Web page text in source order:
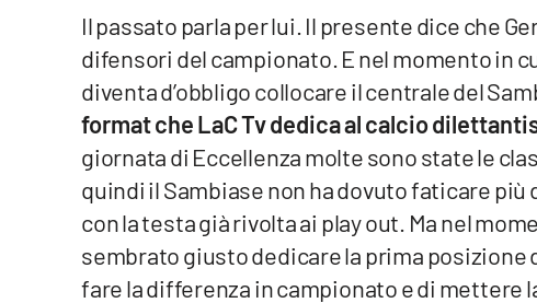
Venti di comunicazione
Streaming
LaC Network
Il passato parla per lui. Il presente dice che
difensori del campionato. E nel momento in
diventa d’obbligo collocare il centrale del
format che LaC Tv dedica al calcio
giornata di Eccellenza molte sono state le
quindi il Sambiase non ha dovuto faticare più
con la testa già rivolta ai play out. Ma nel
sembrato giusto dedicare la prima posizione
fare la differenza in campionato e di mettere